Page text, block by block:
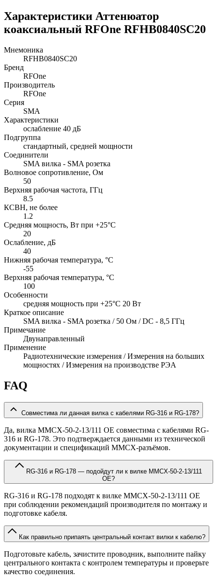
Характеристики Аттенюатор
коаксиальный RFOne RFHB0840SC20
Мнемоника
RFHB0840SC20
Бренд
RFOne
Производитель
RFOne
Серия
SMA
Характеристики
ослабление 40 дБ
Подгруппа
стандартный, средней мощности
Соединители
SMA вилка - SMA розетка
Волновое сопротивление, Ом
50
Верхняя рабочая частота, ГГц
8.5
КСВН, не более
1.2
Средняя мощность, Вт при +25°C
20
Ослабление, дБ
40
Нижняя рабочая температура, °C
-55
Верхняя рабочая температура, °C
100
Особенности
cредняя мощность при +25°C 20 Вт
Краткое описание
SMA вилка - SMA розетка / 50 Ом / DC - 8,5 ГГц
Примечание
Двунаправленный
Применение
Радиотехнические измерения / Измерения на больших
мощностях / Измерения на производстве РЭА
FAQ
Совместима ли данная вилка с кабелями RG-316 и RG-178?
Да, вилка MMCX-50-2-13/111 OE совместима с кабелями RG-
316 и RG-178. Это подтверждается данными из технической
документации и спецификаций MMCX-разъёмов.
OE?
RG-316 и RG-178 подходят к вилке MMCX-50-2-13/111 OE
при соблюдении рекомендаций производителя по монтажу и
подготовке кабеля.
Как правильно припаять центральный контакт вилки к кабелю?
Подготовьте кабель, зачистите проводник, выполните пайку
центрального контакта с контролем температуры и проверьте
качество соединения.